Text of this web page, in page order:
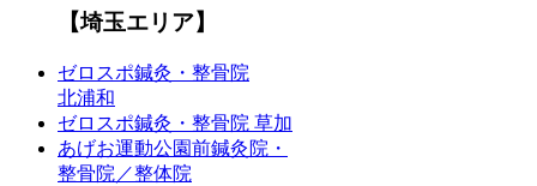
【埼玉エリア】
ゼロスポ鍼灸・整骨院
北浦和
ゼロスポ鍼灸・整骨院 草加
あげお運動公園前鍼灸院・
整骨院／整体院